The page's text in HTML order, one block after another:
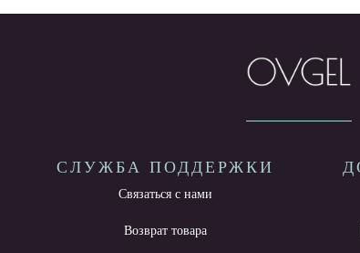
СЛУЖБА ПОДДЕРЖКИ
Связаться с нами
Возврат товара